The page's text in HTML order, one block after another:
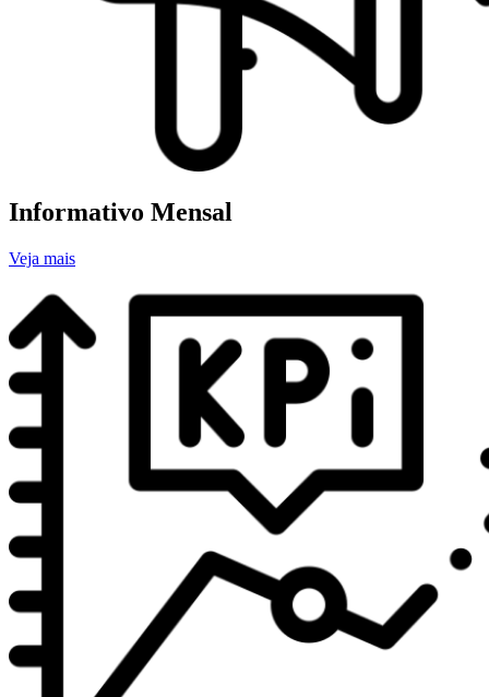
Informativo Mensal
Veja mais